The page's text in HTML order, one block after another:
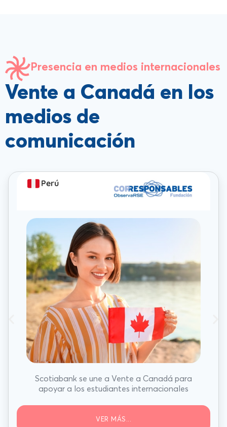
Presencia en medios internacionales
Vente a Canadá en los
medios de
comunicación
Perú
Scotiabank se une a Vente a Canadá para
apoyar a los estudiantes internacionales
VER MÁS...